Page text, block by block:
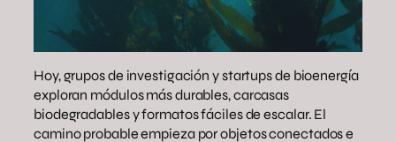
Hoy, grupos de investigación y startups de bioenergía
exploran módulos más durables, carcasas
biodegradables y formatos fáciles de escalar. El
camino probable empieza por objetos conectados e